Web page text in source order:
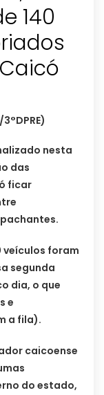
140
nesta
das
ficar
veículos foram
segunda
dia, o que
e
a fila).
caicoense
do estado,